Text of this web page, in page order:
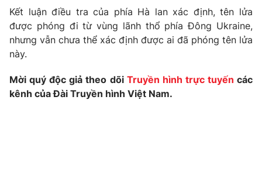
Khán giả
Giải sao mai
Sao
Du lịch
Làm đẹp
Chất lượng cuộc sống
Giáo dục
Tuyển sinh
Công nghệ
Hitech Công nghệ tương lai
Sản phẩm
Giao lưu trực tuyến
Kết luận điều tra của phía Hà lan xác định, tên lửa
được phóng đi từ vùng lãnh thổ phía Đông Ukraine,
nhưng vẫn chưa thể xác định được ai đã phóng tên lửa
này.
Mời quý độc giả theo dõi Truyền hình trực tuyến các
kênh của Đài Truyền hình Việt Nam.